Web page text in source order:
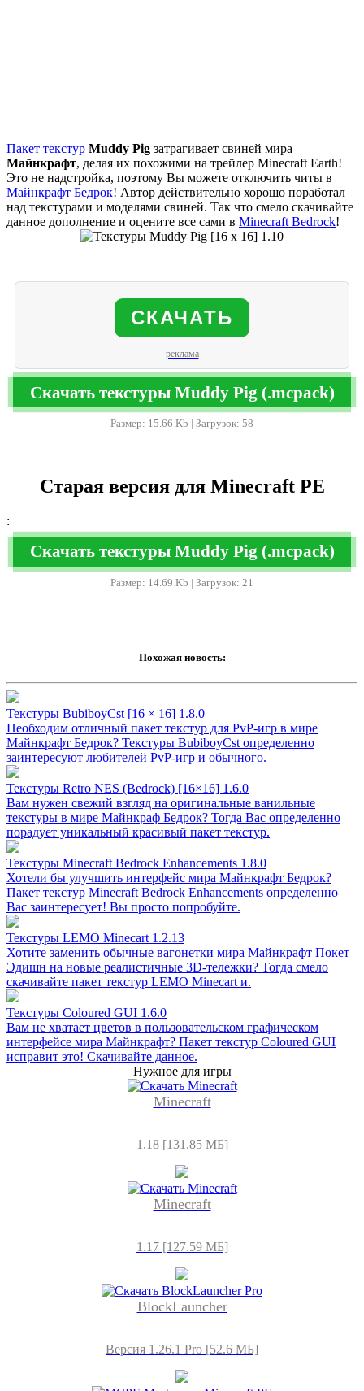
Пакет текстур Muddy Pig затрагивает свиней мира
Майнкрафт, делая их похожими на трейлер Minecraft Earth!
Это не надстройка, поэтому Вы можете отключить читы в
Mайнкрафт Бедрок! Автор действительно хорошо поработал
над текстурами и моделями свиней. Так что смело скачивайте
данное дополнение и оцените все сами в Minecraft Bedrock!
СКАЧАТЬ
реклама
Скачать текстуры Muddy Pig (.mcpack)
Размер: 15.66 Kb | Загрузок: 58
Старая версия для Minecraft PE
:
Скачать текстуры Muddy Pig (.mcpack)
Размер: 14.69 Kb | Загрузок: 21
Похожая новость:
Текстуры BubiboyCst [16 × 16] 1.8.0
Необходим отличный пакет текстур для PvP-игр в мире
Майнкрафт Бедрок? Текстуры BubiboyCst определенно
заинтересуют любителей PvP-игр и обычного.
Текстуры Retro NES (Bedrock) [16×16] 1.6.0
Вам нужен свежий взгляд на оригинальные ванильные
текстуры в мире Майнкраф Бедрок? Тогда Вас определенно
порадует уникальный красивый пакет текстур.
Текстуры Minecraft Bedrock Enhancements 1.8.0
Хотели бы улучшить интерфейс мира Майнкрафт Бедрок?
Пакет текстур Minecraft Bedrock Enhancements определенно
Вас заинтересует! Вы просто попробуйте.
Текстуры LEMO Minecart 1.2.13
Хотите заменить обычные вагонетки мира Майнкрафт Покет
Эдишн на новые реалистичные 3D-тележки? Тогда смело
скачивайте пакет текстур LEMO Minecart и.
Текстуры Coloured GUI 1.6.0
Вам не хватает цветов в пользовательском графическом
интерфейсе мира Майнкрафт? Пакет текстур Coloured GUI
исправит это! Скачивайте данное.
Нужное для игры
Minecraft
1.18 [131.85 МБ]
Minecraft
1.17 [127.59 МБ]
BlockLauncher
Версия 1.26.1 Pro [52.6 МБ]